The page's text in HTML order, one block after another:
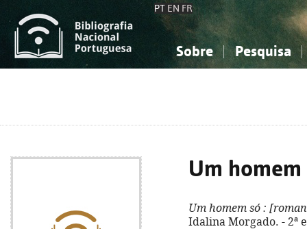
PT EN FR
Sobre Pesquisa
Um homem
Um homem só :
Idalina Morgado. - 2ª